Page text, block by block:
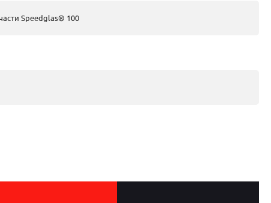
Speedglas® 100